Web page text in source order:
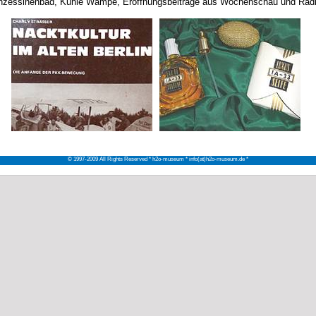
© 1997-2009 All Rights Reserved * h2o-museum * info(at)h2o-museum.de *